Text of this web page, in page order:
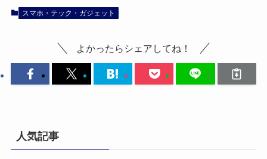
スマホ・テック・ガジェット
よかったらシェアしてね！
人気記事